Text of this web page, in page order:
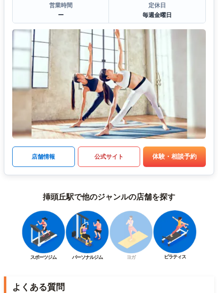
営業時間
ー
定休日
毎週金曜日
店舗情報 公式サイト 体験・相談予約
挿頭丘駅で他のジャンルの店舗を探す
スポーツジム パーソナルジム ヨガ ピラティス
よくある質問